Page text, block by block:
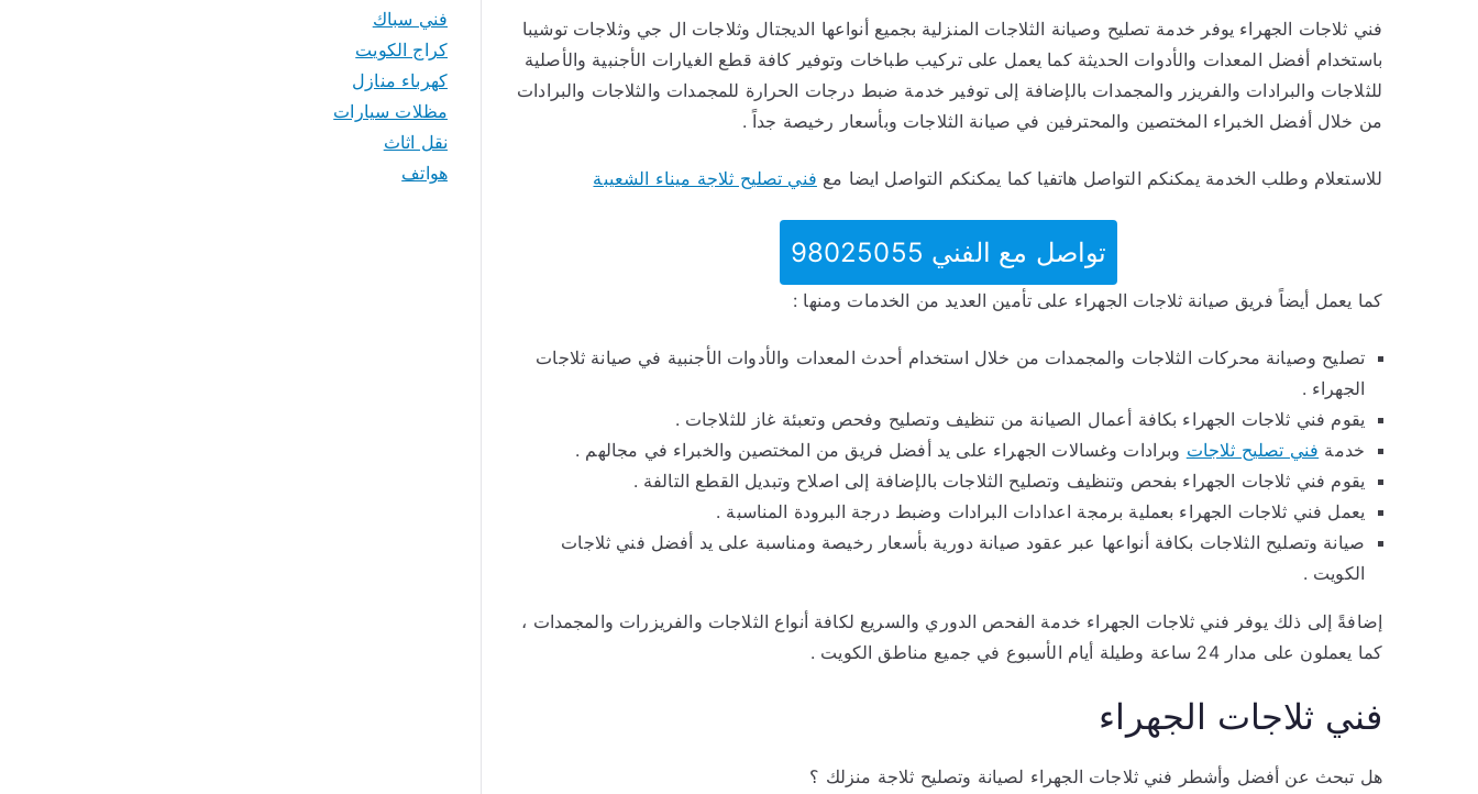
فني ثلاجات الجهراء يوفر خدمة تصليح وصيانة الثلاجات المنزلية بجميع أنواعها الديجتال وثلاجات ال جي وثلاجات توشيبا
باستخدام أفضل المعدات والأدوات الحديثة كما يعمل على تركيب طباخات وتوفير كافة قطع الغيارات الأجنبية والأصلية
للثلاجات والبرادات والفريزر والمجمدات بالإضافة إلى توفير خدمة ضبط درجات الحرارة للمجمدات والثلاجات والبرادات
من خلال أفضل الخبراء المختصين والمحترفين في صيانة الثلاجات وبأسعار رخيصة جداً .
للاستعلام وطلب الخدمة يمكنكم التواصل هاتفيا كما يمكنكم التواصل ايضا مع فني تصليح ثلاجة ميناء الشعيبة
تواصل مع الفني 98025055
كما يعمل أيضاً فريق صيانة ثلاجات الجهراء على تأمين العديد من الخدمات ومنها :
تصليح وصيانة محركات الثلاجات والمجمدات من خلال استخدام أحدث المعدات والأدوات الأجنبية في صيانة ثلاجات
الجهراء .
يقوم فني ثلاجات الجهراء بكافة أعمال الصيانة من تنظيف وتصليح وفحص وتعبئة غاز للثلاجات .
خدمة فني تصليح ثلاجات وبرادات وغسالات الجهراء على يد أفضل فريق من المختصين والخبراء في مجالهم .
يقوم فني ثلاجات الجهراء بفحص وتنظيف وتصليح الثلاجات بالإضافة إلى اصلاح وتبديل القطع التالفة .
يعمل فني ثلاجات الجهراء بعملية برمجة اعدادات البرادات وضبط درجة البرودة المناسبة .
صيانة وتصليح الثلاجات بكافة أنواعها عبر عقود صيانة دورية بأسعار رخيصة ومناسبة على يد أفضل فني ثلاجات
الكويت .
إضافةً إلى ذلك يوفر فني ثلاجات الجهراء خدمة الفحص الدوري والسريع لكافة أنواع الثلاجات والفريزرات والمجمدات ،
كما يعملون على مدار 24 ساعة وطيلة أيام الأسبوع في جميع مناطق الكويت .
فني ثلاجات الجهراء
هل تبحث عن أفضل وأشطر فني ثلاجات الجهراء لصيانة وتصليح ثلاجة منزلك ؟
فني سباك
كراج الكويت
كهرباء منازل
مظلات سيارات
نقل اثاث
هواتف